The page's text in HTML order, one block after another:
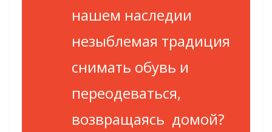
нашем наследии
незыблемая традиция
снимать обувь и
переодеваться,
возвращаясь домой?